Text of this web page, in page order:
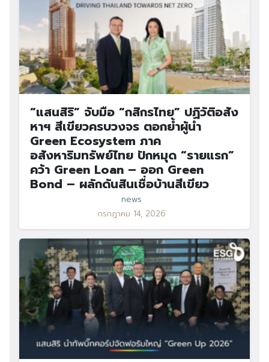
“แสนสิริ” จับมือ “กสิกรไทย” ปฏิวัติอสัง
หาฯ สีเขียวครบวงจร ตอกย้ำผู้นำ
Green Ecosystem ภาค
อสังหาริมทรัพย์ไทย ปักหมุด “รายแรก”
คว้า Green Loan – ออก Green
Bond – ผลักดันสินเชื่อบ้านสีเขียว
news
กรกฎาคม 14, 2026